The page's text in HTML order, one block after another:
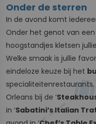
Onder de sterren
In de avond komt
Onder het genot van
hoogstandjes kletsen
Welke smaak is jullie
eindeloze keuze bij het
Orleans bij de ‘
in ‘Sabatini’s Italian